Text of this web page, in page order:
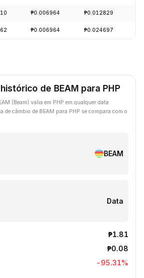
₱0.006964 ₱0.012829
₱0.006964 ₱0.024697
de BEAM para PHP
(Beam) valia em PHP em qualquer data
de câmbio de BEAM para PHP se compara com o
BEAM
Data
₱1.81
₱0.08
-95.31%